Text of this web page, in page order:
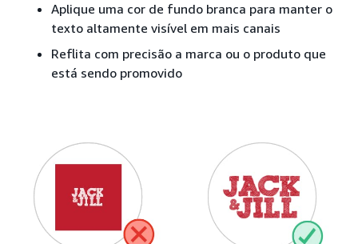
Aplique uma cor de fundo branca para manter o
texto altamente visível em mais canais
Reflita com precisão a marca ou o produto que
está sendo promovido